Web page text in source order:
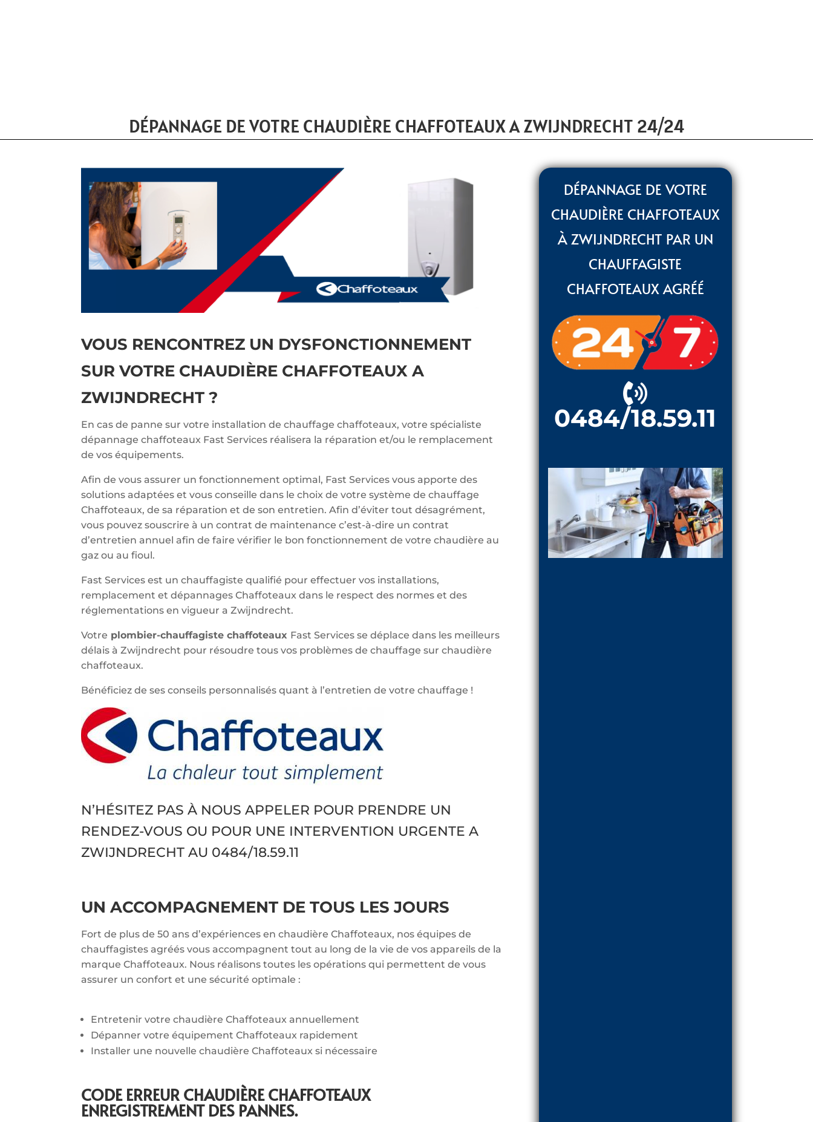
DÉPANNAGE DE VOTRE CHAUDIÈRE CHAFFOTEAUX A ZWIJNDRECHT 24/24
VOUS RENCONTREZ UN DYSFONCTIONNEMENT
SUR VOTRE CHAUDIÈRE CHAFFOTEAUX A
ZWIJNDRECHT ?
En cas de panne sur votre installation de chauffage chaffoteaux, votre spécialiste
dépannage chaffoteaux Fast Services réalisera la réparation et/ou le remplacement
de vos équipements.
Afin de vous assurer un fonctionnement optimal, Fast Services vous apporte des
solutions adaptées et vous conseille dans le choix de votre système de chauffage
Chaffoteaux, de sa réparation et de son entretien. Afin d’éviter tout désagrément,
vous pouvez souscrire à un contrat de maintenance c’est-à-dire un contrat
d’entretien annuel afin de faire vérifier le bon fonctionnement de votre chaudière au
gaz ou au fioul.
Fast Services est un chauffagiste qualifié pour effectuer vos installations,
remplacement et dépannages Chaffoteaux dans le respect des normes et des
réglementations en vigueur a Zwijndrecht.
Votre plombier-chauffagiste chaffoteaux Fast Services se déplace dans les meilleurs
délais à Zwijndrecht pour résoudre tous vos problèmes de chauffage sur chaudière
chaffoteaux.
Bénéficiez de ses conseils personnalisés quant à l’entretien de votre chauffage !
N’HÉSITEZ PAS À NOUS APPELER POUR PRENDRE UN
RENDEZ-VOUS OU POUR UNE INTERVENTION URGENTE A
ZWIJNDRECHT AU 0484/18.59.11
UN ACCOMPAGNEMENT DE TOUS LES JOURS
Fort de plus de 50 ans d’expériences en chaudière Chaffoteaux, nos équipes de
chauffagistes agréés vous accompagnent tout au long de la vie de vos appareils de la
marque Chaffoteaux. Nous réalisons toutes les opérations qui permettent de vous
assurer un confort et une sécurité optimale :
Entretenir votre chaudière Chaffoteaux annuellement
Dépanner votre équipement Chaffoteaux rapidement
Installer une nouvelle chaudière Chaffoteaux si nécessaire
CODE ERREUR CHAUDIÈRE CHAFFOTEAUX
ENREGISTREMENT DES PANNES.
DÉPANNAGE DE VOTRE
CHAUDIÈRE CHAFFOTEAUX
À ZWIJNDRECHT PAR UN
CHAUFFAGISTE
CHAFFOTEAUX AGRÉÉ
0484/18.59.11